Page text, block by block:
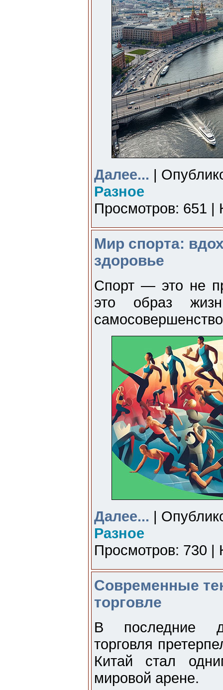
Далее... |
Разное
Просмотров: 651 |
Мир спорта:
здоровье
Спорт — это не
это образ
Далее... |
Разное
Просмотров: 730 |
Современные
торговле
В последние
торговля
Китай стал
мировой арене.